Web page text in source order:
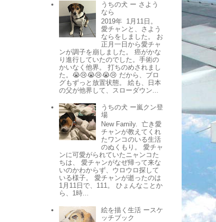
うちの犬 ー さよう
なら
2019年 1月11日。
愛チャンと、さよう
ならをしました。 お
正月一日から愛チャ
ンが調子を崩しました。 癌がかな
り進行していたのでした。手術の
かいなく他界。 打ちのめされまし
た。😭😢😭😢😭😢 だから、ブロ
グもずっと放置状態。 絵も、日本
の父が他界して、スローダウン...
うちの犬 ー嵐クン登
場
New Family. 亡き愛
チャンが教えてくれ
たワンコのいる生活
のぬくもり。 愛チャ
ンに可愛がられていたニャンコた
ちは、 愛チャンがなぜ帰って来な
いのかわからず、ウロウロ探して
いる様子。 愛チャンが逝ったのは
1月11日で、111。 ひょんなことか
ら、1時...
絵を描く生活 ースケ
ッチブック